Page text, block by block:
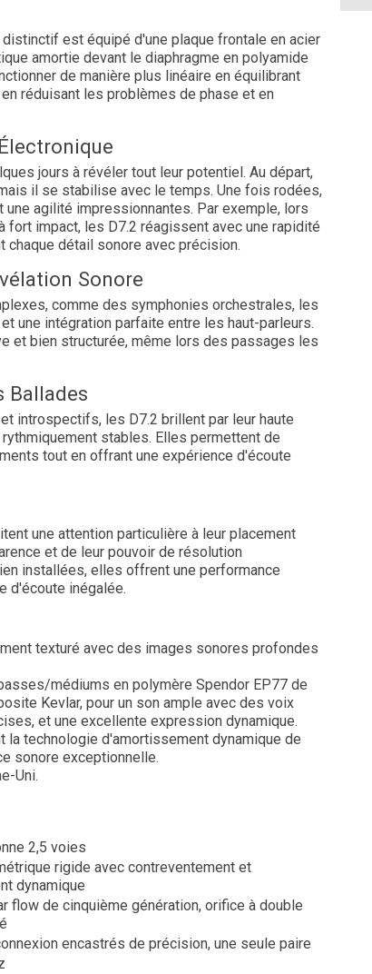
est équipé d'une plaque frontale en acier
amortie devant le diaphragme en polyamide
de manière plus linéaire en équilibrant
réduisant les problèmes de phase et en
jours à révéler tout leur potentiel. Au départ,
il se stabilise avec le temps. Une fois rodées,
agilité impressionnantes. Par exemple, lors
fort impact, les D7.2 réagissent avec une rapidité
chaque détail sonore avec précision.
Sonore
comme des symphonies orchestrales, les
une intégration parfaite entre les haut-parleurs.
et bien structurée, même lors des passages les
Ballades
introspectifs, les D7.2 brillent par leur haute
stables. Elles permettent de
tout en offrant une expérience d'écoute
une attention particulière à leur placement
et de leur pouvoir de résolution
installées, elles offrent une performance
d'écoute inégalée.
texturé avec des images sonores profondes
médiums en polymère Spendor EP77 de
Kevlar, pour un son ample avec des voix
et une excellente expression dynamique.
technologie d'amortissement dynamique de
sonore exceptionnelle.
Uni.
2,5 voies
rigide avec contreventement et
dynamique
flow de cinquième génération, orifice à double
encastrés de précision, une seule paire